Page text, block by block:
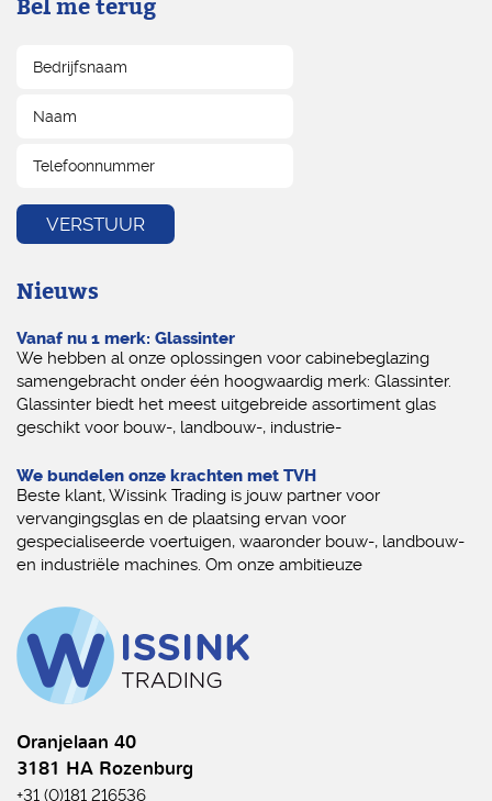
Bel me terug
Nieuws
Vanaf nu 1 merk: Glassinter
We hebben al onze oplossingen voor cabinebeglazing
samengebracht onder één hoogwaardig merk: Glassinter.
Glassinter biedt het meest uitgebreide assortiment glas
geschikt voor bouw-, landbouw-, industrie-
We bundelen onze krachten met TVH
Beste klant, Wissink Trading is jouw partner voor
vervangingsglas en de plaatsing ervan voor
gespecialiseerde voertuigen, waaronder bouw-, landbouw-
en industriële machines. Om onze ambitieuze
Oranjelaan 40
3181 HA Rozenburg
+31 (0)181 216536